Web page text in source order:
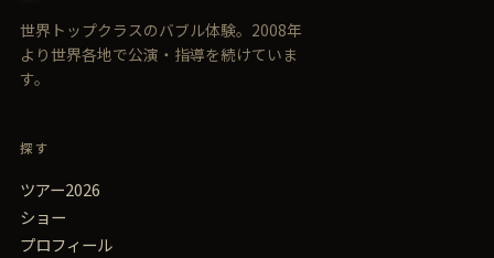
世界トップクラスのバブル体験。2008年
より世界各地で公演・指導を続けていま
す。
探す
ツアー2026
ショー
プロフィール